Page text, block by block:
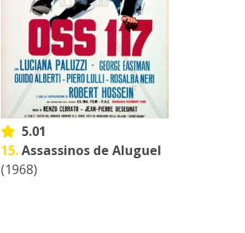
5.01
15.Assassinos de Aluguel
(1968)